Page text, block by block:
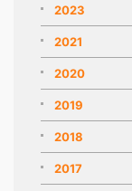
2023
2021
2020
2019
2018
2017